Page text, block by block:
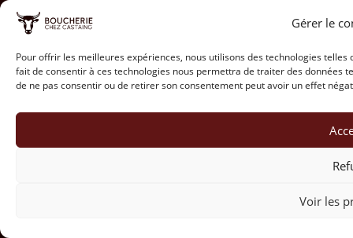
Gérer le
Pour offrir les meilleures expériences, nous utilisons des technologies
fait de consentir à ces technologies nous permettra de traiter des données
de ne pas consentir ou de retirer son consentement peut avoir un effet
Voir les